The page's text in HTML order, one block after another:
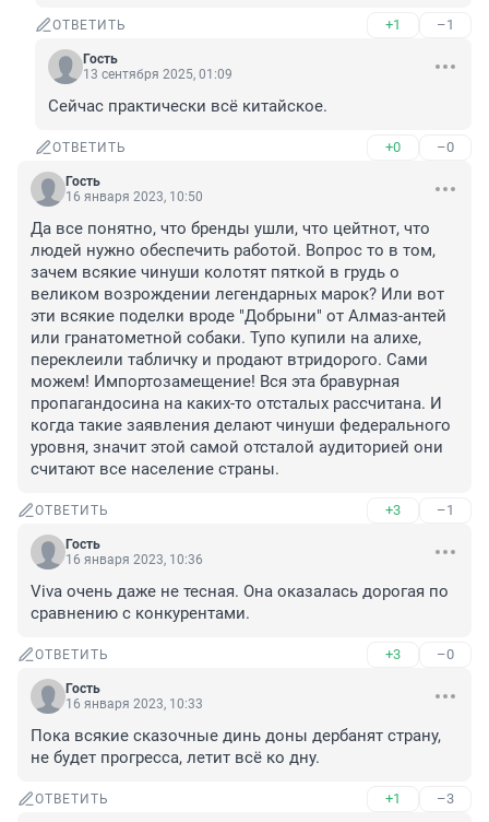
ОТВЕТИТЬ +1 –1
Гость
13 сентября 2025, 01:09
Сейчас практически всё китайское.
ОТВЕТИТЬ +0 –0
Гость
16 января 2023, 10:50
Да все понятно, что бренды ушли, что цейтнот, что
людей нужно обеспечить работой. Вопрос то в том,
зачем всякие чинуши колотят пяткой в грудь о
великом возрождении легендарных марок? Или вот
эти всякие поделки вроде "Добрыни" от Алмаз-антей
или гранатометной собаки. Тупо купили на алихе,
переклеили табличку и продают втридорого. Сами
можем! Импортозамещение! Вся эта бравурная
пропагандосина на каких-то отсталых рассчитана. И
когда такие заявления делают чинуши федерального
уровня, значит этой самой отсталой аудиторией они
считают все население страны.
ОТВЕТИТЬ +3 –1
Гость
16 января 2023, 10:36
Viva очень даже не тесная. Она оказалась дорогая по
сравнению с конкурентами.
ОТВЕТИТЬ +3 –0
Гость
16 января 2023, 10:33
Пока всякие сказочные динь доны дербанят страну,
не будет прогресса, летит всё ко дну.
ОТВЕТИТЬ +1 –3